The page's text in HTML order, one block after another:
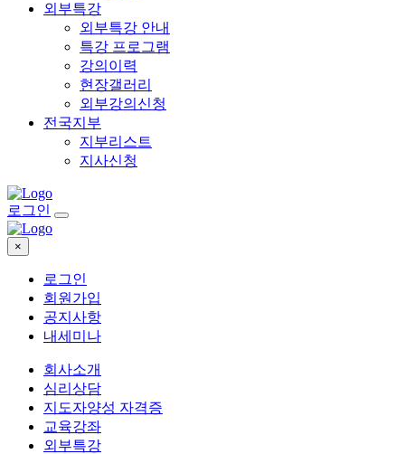
외부특강
외부특강 안내
특강 프로그램
강의이력
현장갤러리
외부강의신청
전국지부
지부리스트
지사신청
로그인
×
로그인
회원가입
공지사항
내세미나
회사소개
심리상담
지도자양성 자격증
교육강좌
외부특강